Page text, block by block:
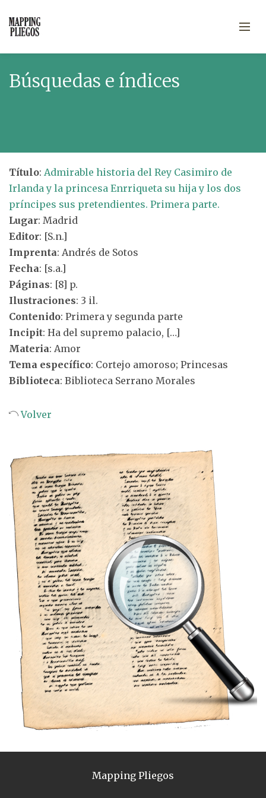
Búsquedas e índices
Título: Admirable historia del Rey Casimiro de
Irlanda y la princesa Enrriqueta su hija y los dos
príncipes sus pretendientes. Primera parte.
Lugar: Madrid
Editor: [S.n.]
Imprenta: Andrés de Sotos
Fecha: [s.a.]
Páginas: [8] p.
Ilustraciones: 3 il.
Contenido: Primera y segunda parte
Incipit: Ha del supremo palacio, […]
Materia: Amor
Tema específico: Cortejo amoroso; Princesas
Biblioteca: Biblioteca Serrano Morales
Volver
Mapping Pliegos